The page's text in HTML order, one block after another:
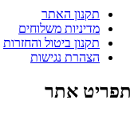
תקנון האתר
מדיניות משלוחים
תקנון ביטול והחזרות
הצהרת נגישות
תפריט אתר